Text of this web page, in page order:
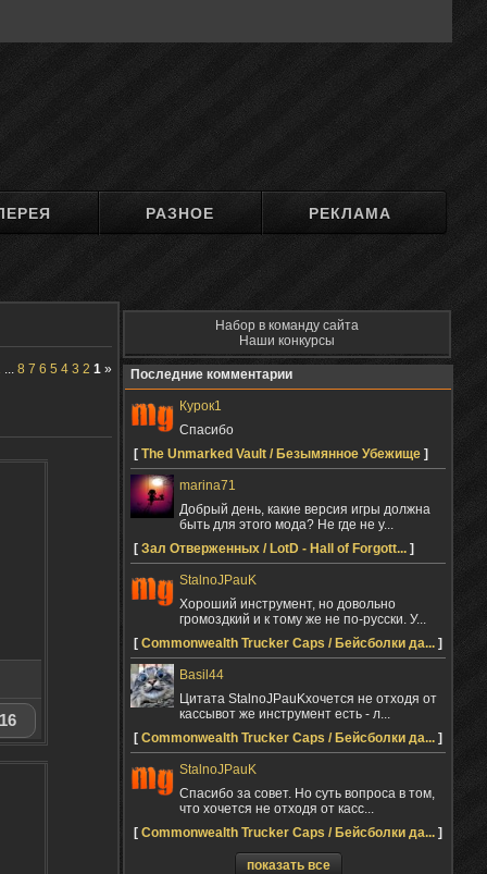
РАЗНОЕ РЕКЛАМА
... 8 7 6 5 4 3 2 1 »
Набор в команду сайта
Наши конкурсы
Последние комментарии
Курок1
Спасибо
[ The Unmarked Vault / Безымянное Убежище ]
marina71
Добрый день, какие версия игры должна
быть для этого мода? Не где не у...
[ Зал Отверженных / LotD - Hall of Forgott... ]
StalnoJPauK
Хороший инструмент, но довольно
громоздкий и к тому же не по-русски. У...
[ Commonwealth Trucker Caps / Бейсболки да... ]
Basil44
Цитата StalnoJPauKхочется не отходя от
кассывот же инструмент есть - л...
[ Commonwealth Trucker Caps / Бейсболки да... ]
StalnoJPauK
Спасибо за совет. Но суть вопроса в том,
что хочется не отходя от касс...
[ Commonwealth Trucker Caps / Бейсболки да... ]
показать все